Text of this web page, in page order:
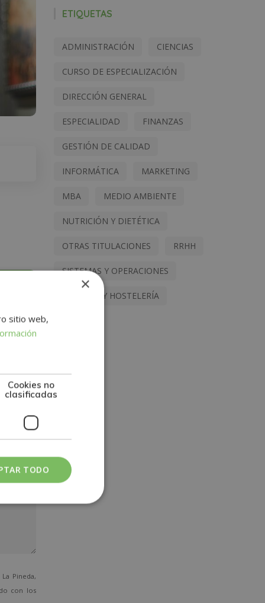
La Pineda,
con los
ETIQUETAS
ADMINISTRACIÓN CIENCIAS
CURSO DE ESPECIALIZACIÓN
DIRECCIÓN GENERAL
ESPECIALIDAD FINANZAS
GESTIÓN DE CALIDAD
INFORMÁTICA MARKETING
MBA MEDIO AMBIENTE
NUTRICIÓN Y DIETÉTICA
OTRAS TITULACIONES RRHH
SISTEMAS Y OPERACIONES
TURISMO Y HOSTELERÍA
×
sitio web,
Cookies no
clasificadas
TODO